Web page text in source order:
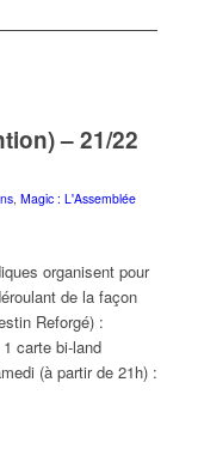
– 21/22
, Magic : L'Assemblée
organisent pour
de la façon
Reforgé) :
carte bi-land
(à partir de 21h) :